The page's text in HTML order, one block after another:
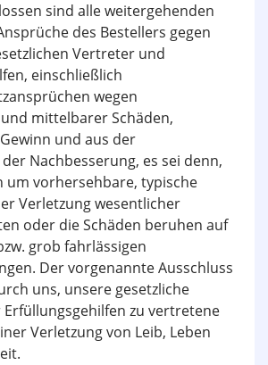
sind alle weitergehenden
des Bestellers gegen
Vertreter und
einschließlich
wegen
mittelbarer Schäden,
und aus der
Nachbesserung, es sei denn,
um vorhersehbare, typische
Verletzung wesentlicher
oder die Schäden beruhen auf
grob fahrlässigen
Der vorgenannte Ausschluss
uns, unsere gesetzliche
zu vertretene
Verletzung von Leib, Leben